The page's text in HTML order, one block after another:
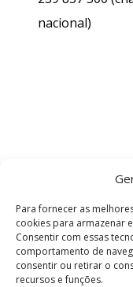
Para fornecer as
cookies para armazenar
Consentir com essas
comportamento de
consentir ou retirar o
recursos e funções.
nacional)